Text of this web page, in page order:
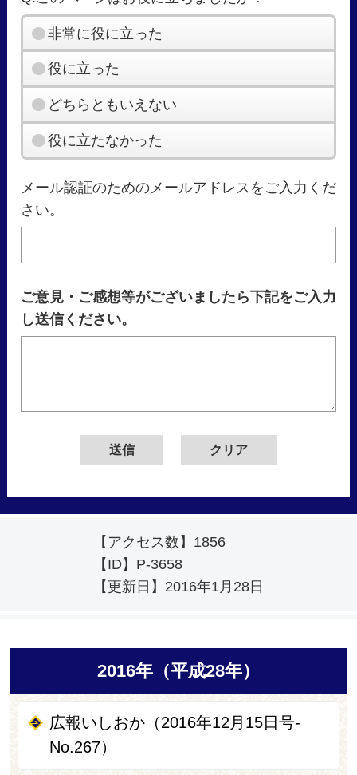
非常に役に立った
役に立った
どちらともいえない
役に立たなかった
メール認証のためのメールアドレスをご入力くだ
さい。
ご意見・ご感想等がございましたら下記をご入力
し送信ください。
【アクセス数】 1856
【ID】 P-3658
【更新日】 2016年1月28日
2016年（平成28年）
広報いしおか（2016年12月15日号-
No.267）